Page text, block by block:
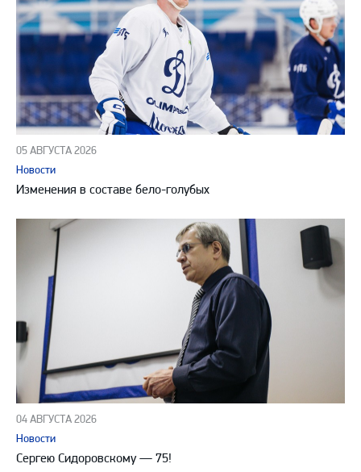
05 АВГУСТА 2026
Новости
Изменения в составе бело-голубых
04 АВГУСТА 2026
Новости
Сергею Сидоровскому — 75!